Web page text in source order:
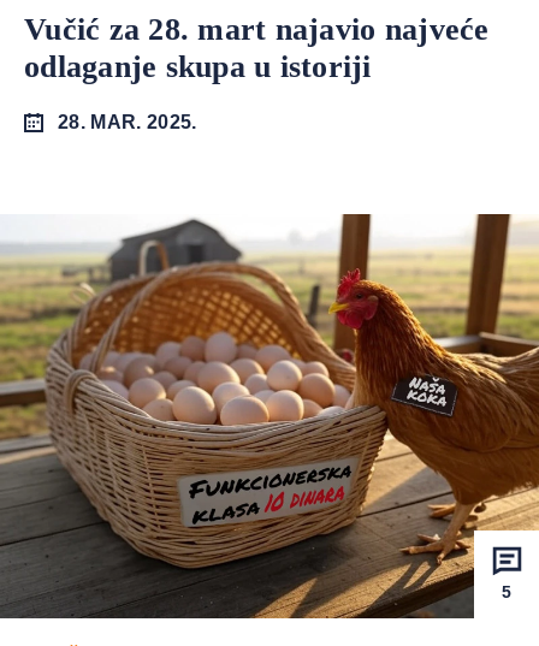
Vučić za 28. mart najavio najveće
odlaganje skupa u istoriji
28. MAR. 2025.
5